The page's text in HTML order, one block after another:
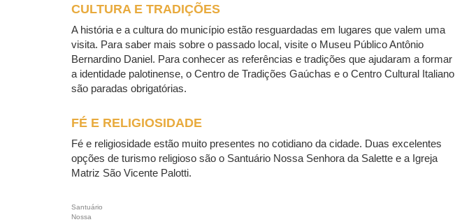
CULTURA E TRADIÇÕES
A história e a cultura do município estão resguardadas em lugares que valem uma
visita. Para saber mais sobre o passado local, visite o Museu Público Antônio
Bernardino Daniel. Para conhecer as referências e tradições que ajudaram a formar
a identidade palotinense, o Centro de Tradições Gaúchas e o Centro Cultural Italiano
são paradas obrigatórias.​​​​​​
FÉ E RELIGIOSIDADE
Fé e religiosidade estão muito presentes no cotidiano da cidade. Duas excelentes
opções de turismo religioso são o Santuário Nossa Senhora da Salette e a Igreja
Matriz São Vicente Palotti.
Santuário
Nossa